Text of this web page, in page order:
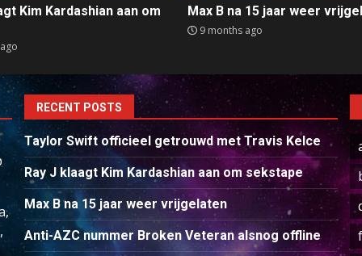
Kim Kardashian aan om
Max B na 15 jaar weer
9 months ago
RECENT POSTS
Taylor Swift officieel getrouwd met Travis Kelce
Ray J klaagt Kim Kardashian aan om sekstape
Max B na 15 jaar weer vrijgelaten
Anti-AZC nummer Broken Veteran alsnog offline